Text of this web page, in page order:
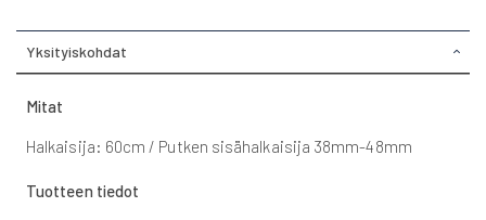
Yksityiskohdat
Mitat
Halkaisija: 60cm / Putken sisähalkaisija 38mm-48mm
Tuotteen tiedot